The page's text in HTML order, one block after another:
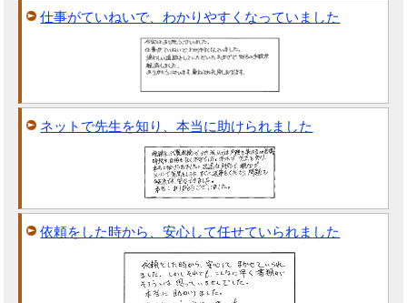
仕事がていねいで、わかりやすくなっていました
ネットで先生を知り、本当に助けられました
依頼をした時から、安心して任せていられました